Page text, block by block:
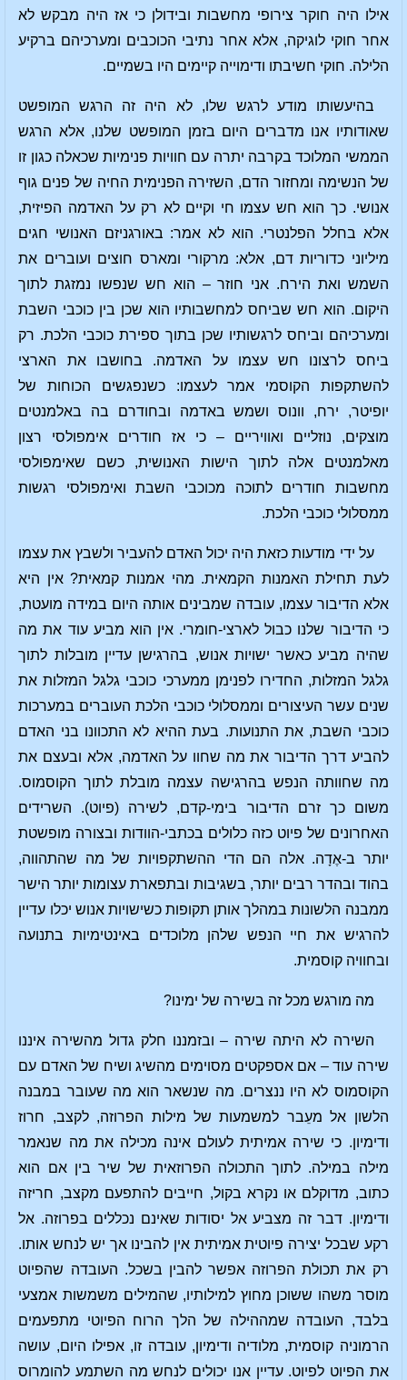
אילו היה חוקר צירופי מחשבות ובידולן כי אז היה מבקש לא
אחר חוקי לוגיקה, אלא אחר נתיבי הכוכבים ומערכיהם ברקיע
הלילה. חוקי חשיבתו ודימוייה קיימים היו בשמיים.
בהיעשותו מודע לרגש שלו, לא היה זה הרגש המופשט
שאודותיו אנו מדברים היום בזמן המופשט שלנו, אלא הרגש
הממשי המלוכד בקרבה יתרה עם חוויות פנימיות שכאלה כגון זו
של הנשימה ומחזור הדם, השזירה הפנימית החיה של פנים גוף
אנושי. כך הוא חש עצמו חי וקיים לא רק על האדמה הפיזית,
אלא בחלל הפלנטרי. הוא לא אמר: באורגניזם האנושי חגים
מיליוני כדוריות דם, אלא: מרקורי ומארס חוצים ועוברים את
השמש ואת הירח. אני חוזר – הוא חש שנפשו נמזגת לתוך
היקום. הוא חש שביחס למחשבותיו הוא שכן בין כוכבי השבת
ומערכיהם וביחס לרגשותיו שכן בתוך ספירת כוכבי הלכת. רק
ביחס לרצונו חש עצמו על האדמה. בחושבו את הארצי
להשתקפות הקוסמי אמר לעצמו: כשנפגשים הכוחות של
יופיטר, ירח, וונוס ושמש באדמה ובחודרם בה באלמנטים
מוצקים, נוזליים ואוויריים – כי אז חודרים אימפולסי רצון
מאלמנטים אלה לתוך הישות האנושית, כשם שאימפולסי
מחשבות חודרים לתוכה מכוכבי השבת ואימפולסי רגשות
ממסלולי כוכבי הלכת.
על ידי מודעות כזאת היה יכול האדם להעביר ולשבץ את עצמו
לעת תחילת האמנות הקמאית. מהי אמנות קמאית? אין היא
אלא הדיבור עצמו, עובדה שמבינים אותה היום במידה מועטת,
כי הדיבור שלנו כבול לארצי-חומרי. אין הוא מביע עוד את מה
שהיה מביע כאשר ישויות אנוש, בהרגישן עדיין מובלות לתוך
גלגל המזלות, החדירו לפנימן ממערכי כוכבי גלגל המזלות את
שנים עשר העיצורים וממסלולי כוכבי הלכת העוברים במערכות
כוכבי השבת, את התנועות. בעת ההיא לא התכוונו בני האדם
להביע דרך הדיבור את מה שחוו על האדמה, אלא ובעצם את
מה שחוותה הנפש בהרגישה עצמה מובלת לתוך הקוסמוס.
משום כך זרם הדיבור בימי-קדם, לשירה (פיוט). השרידים
האחרונים של פיוט כזה כלולים בכתבי-הוודות ובצורה מופשטת
יותר ב-אֶדָה. אלה הם הדי ההשתקפויות של מה שהתהווה,
בהוד ובהדר רבים יותר, בשגיבות ובתפארת עצומות יותר הישר
ממבנה הלשונות במהלך אותן תקופות כשישויות אנוש יכלו עדיין
להרגיש את חיי הנפש שלהן מלוכדים באינטימיות בתנועה
ובחוויה קוסמית.
מה מורגש מכל זה בשירה של ימינו?
השירה לא היתה שירה – ובזמננו חלק גדול מהשירה איננו
שירה עוד – אם אספקטים מסוימים מהשיג ושיח של האדם עם
הקוסמוס לא היו ננצרים. מה שנשאר הוא מה שעובר במבנה
הלשון אל מעֵבר למשמעות של מילות הפרוזה, לקצב, חרוז
ודימיון. כי שירה אמיתית לעולם אינה מכילה את מה שנאמר
מילה במילה. לתוך התכולה הפרוזאית של שיר בין אם הוא
כתוב, מדוקלם או נקרא בקול, חייבים להתפעם מקצב, חריזה
ודימיון. דבר זה מצביע אל יסודות שאינם נכללים בפרוזה. אל
רקע שבכל יצירה פיוטית אמיתית אין להבינו אך יש לנחש אותו.
רק את תכולת הפרוזה אפשר להבין בשכל. העובדה שהפיוט
מוסר משהו ששוכן מחוץ למילותיו, שהמילים משמשות אמצעי
בלבד, העובדה שמההילה של הלך הרוח הפיוטי מתפעמים
הרמוניה קוסמית, מלודיה ודימיון, עובדה זו, אפילו היום, עושה
את הפיוט לפיוט. עדיין אנו יכולים לנחש מה השתמע להומרוס